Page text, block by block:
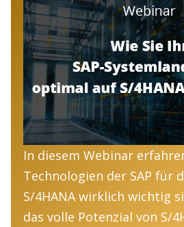
In diesem Webinar
Technologien der SAP für
S/4HANA wirklich wichtig
das volle Potenzial von S/